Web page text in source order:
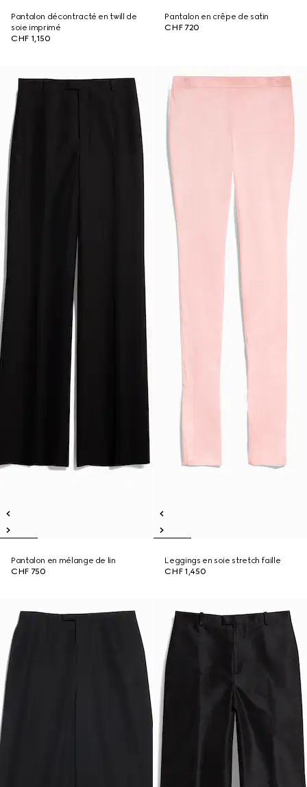
Pantalon décontracté en twill de
soie imprimé
CHF 1,150
Pantalon en crêpe de satin
CHF 720
Pantalon en mélange de lin
CHF 750
Leggings en soie stretch faille
CHF 1,450